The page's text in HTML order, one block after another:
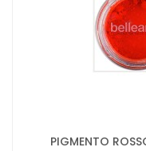
PIGMENTO